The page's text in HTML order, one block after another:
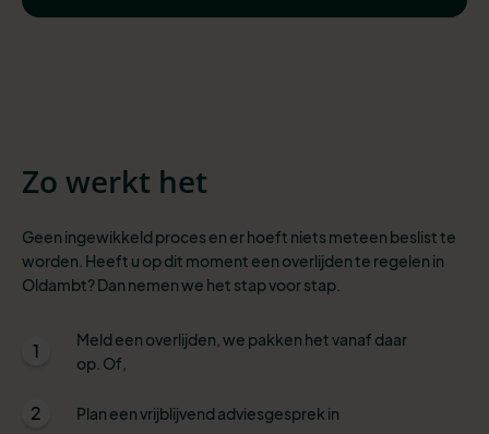
Zo werkt het
Geen ingewikkeld proces en er hoeft niets meteen beslist te
worden. Heeft u op dit moment een overlijden te regelen in
Oldambt? Dan nemen we het stap voor stap.
1
Meld een overlijden, we pakken het vanaf daar
op. Of,
2 Plan een vrijblijvend adviesgesprek in